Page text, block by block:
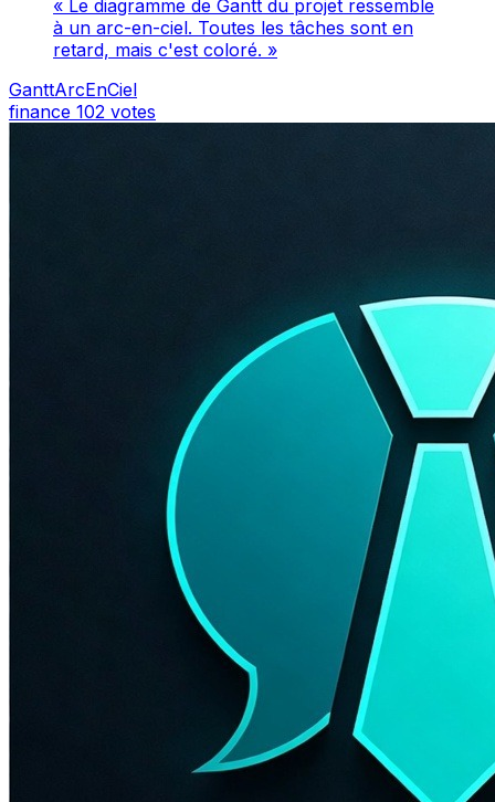
« Le diagramme de Gantt du projet ressemble
à un arc-en-ciel. Toutes les tâches sont en
retard, mais c'est coloré. »
GanttArcEnCiel
finance 102 votes